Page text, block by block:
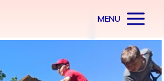
MENU